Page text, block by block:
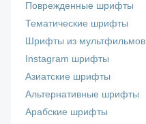
Поврежденные шрифты
Тематические шрифты
Шрифты из мультфильмов
Instagram шрифты
Азиатские шрифты
Альтернативные шрифты
Арабские шрифты